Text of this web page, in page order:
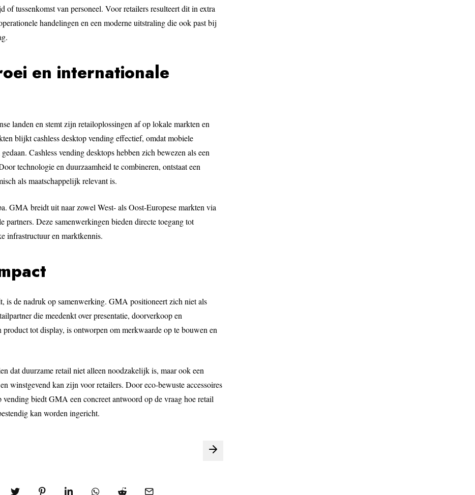
of tussenkomst van personeel. Voor retailers resulteert dit in extra
handelingen en een moderne uitstraling die ook past bij
en internationale
landen en stemt zijn retailoplossingen af op lokale markten en
blijkt cashless desktop vending effectief, omdat mobiele
Cashless vending desktops hebben zich bewezen als een
technologie en duurzaamheid te combineren, ontstaat een
als maatschappelijk relevant is.
GMA breidt uit naar zowel West- als Oost-Europese markten via
partners. Deze samenwerkingen bieden directe toegang tot
infrastructuur en marktkennis.
is de nadruk op samenwerking. GMA positioneert zich niet als
die meedenkt over presentatie, doorverkoop en
tot display, is ontworpen om merkwaarde op te bouwen en
dat duurzame retail niet alleen noodzakelijk is, maar ook een
winstgevend kan zijn voor retailers. Door eco-bewuste accessoires
vending biedt GMA een concreet antwoord op de vraag hoe retail
kan worden ingericht.